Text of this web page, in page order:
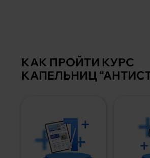
КАК ПРОЙТИ КУРС
КАПЕЛЬНИЦ